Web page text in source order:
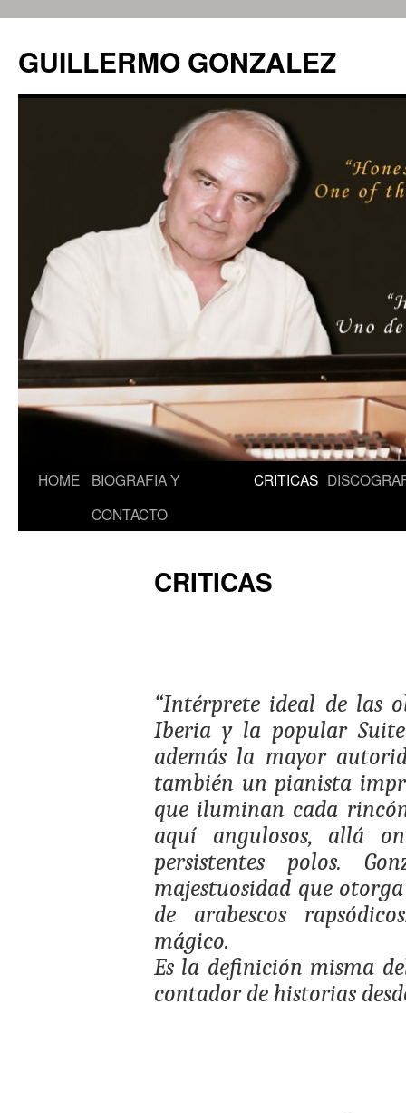
GUILLERMO GONZALEZ
HOME
BIOGRAFIA Y
CONTACTO
CRITICAS
CRITICAS
“Intérprete ideal de las
Iberia y la popular Suite
además la mayor
también un pianista
que iluminan cada
aquí angulosos, allá
persistentes polos.
majestuosidad que
de arabescos
mágico.
Es la definición misma
contador de historias